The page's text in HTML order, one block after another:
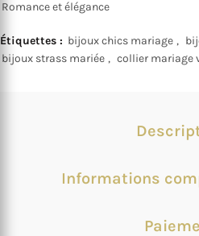
Romance et élégance
Étiquettes : bijoux chics mariage ,
bijoux strass mariée , collier mariage
Informations